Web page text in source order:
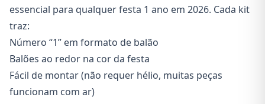
essencial para qualquer festa 1 ano em 2026. Cada kit
traz:
Número “1” em formato de balão
Balões ao redor na cor da festa
Fácil de montar (não requer hélio, muitas peças
funcionam com ar)